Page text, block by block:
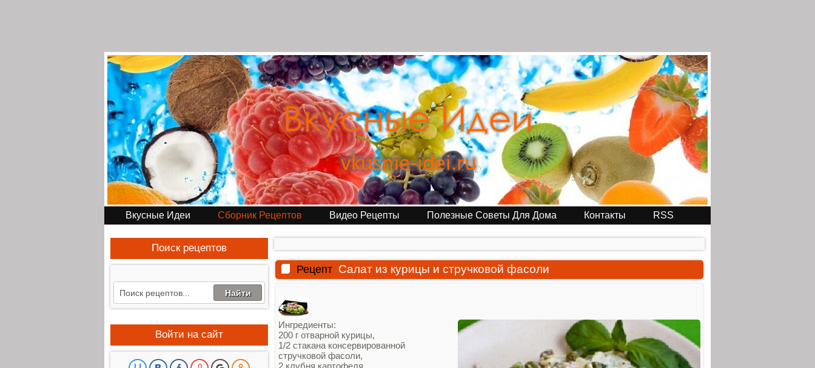
Вкусные Идеи Сборник Рецептов Видео Рецепты Полезные Советы Для Дома Контакты RSS
Рецепт Салат из курицы и стручковой фасоли
Ингредиенты:
200 г отварной курицы,
1/2 стакана консервированной
стручковой фасоли,
2 клубня картофеля,
Поиск рецептов
Войти на сайт